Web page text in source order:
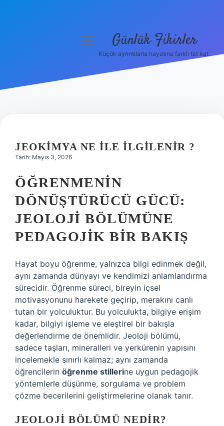
Hakkımızda
menüyü Günlük Fikirler
Küçük ayrıntılarla hayatına farklı tat kat.
JEOKIMYA NE ILE ILGILENIR ?
Tarih: Mayıs 3, 2026
ÖĞRENMENIN
DÖNÜŞTÜRÜCÜ GÜCÜ:
JEOLOJI BÖLÜMÜNE
PEDAGOJIK BIR BAKIŞ
Hayat boyu öğrenme, yalnızca bilgi edinmek değil,
aynı zamanda dünyayı ve kendimizi anlamlandırma
sürecidir. Öğrenme süreci, bireyin içsel
motivasyonunu harekete geçirip, merakını canlı
tutan bir yolculuktur. Bu yolculukta, bilgiye erişim
kadar, bilgiyi işleme ve eleştirel bir bakışla
değerlendirme de önemlidir. Jeoloji bölümü,
sadece taşları, mineralleri ve yerkürenin yapısını
incelemekle sınırlı kalmaz; aynı zamanda
öğrencilerin öğrenme stillerine uygun pedagojik
yöntemlerle düşünme, sorgulama ve problem
çözme becerilerini geliştirmelerine olanak tanır.
JEOLOJI BÖLÜMÜ NEDIR?